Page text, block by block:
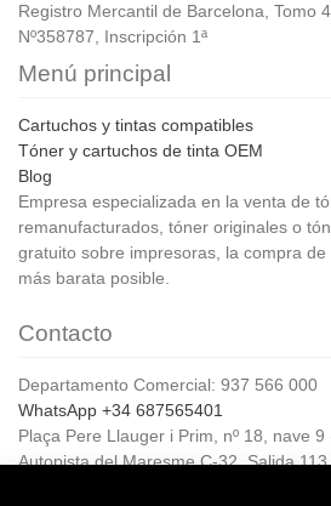
Registro Mercantil de Barcelona, Tomo
Nº358787, Inscripción 1ª
Menú principal
Cartuchos y tintas compatibles
Tóner y cartuchos de tinta OEM
Blog
Empresa especializada en la venta de
remanufacturados, tóner originales o
gratuito sobre impresoras, la compra
más barata posible.
Contacto
Departamento Comercial: 937 566 000
WhatsApp +34 687565401
Plaça Pere Llauger i Prim, nº 18, nave
Autopista del Maresme C-32, Salida 113